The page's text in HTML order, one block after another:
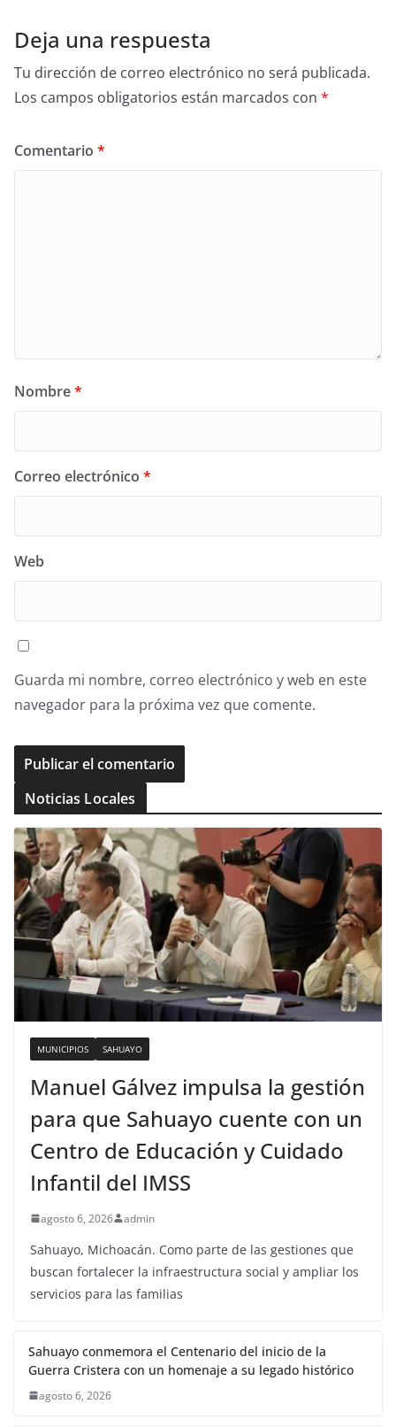
Deja una respuesta
Tu dirección de correo electrónico no será publicada.
Los campos obligatorios están marcados con *
Comentario *
Nombre*
Correo electrónico *
Web
Guarda mi nombre, correo electrónico y web en este
navegador para la próxima vez que comente.
Noticias Locales
MUNICIPIOS SAHUAYO
Manuel Gálvez impulsa la gestión
para que Sahuayo cuente con un
Centro de Educación y Cuidado
Infantil del IMSS
agosto 6, 2026 admin
Sahuayo, Michoacán. Como parte de las gestiones que
buscan fortalecer la infraestructura social y ampliar los
servicios para las familias
Sahuayo conmemora el Centenario del inicio de la
Guerra Cristera con un homenaje a su legado histórico
agosto 6, 2026